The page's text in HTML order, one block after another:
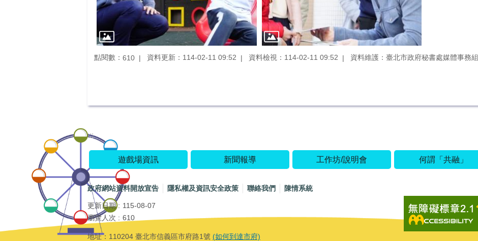
點閱數： 610 資料更新：114-02-11 09:52 資料檢視：114-02-11 09:52 資料維護：臺北市政府秘書處媒體事務組
:::
遊戲場資訊 新聞報導 工作坊/說明會 何謂「共融」
政府網站資料開放宣告 隱私權及資訊安全政策 聯絡我們 陳情系統
更新日期
115-08-07
瀏覽人次
610
地址：110204 臺北市信義區市府路1號 (如何到達市府)